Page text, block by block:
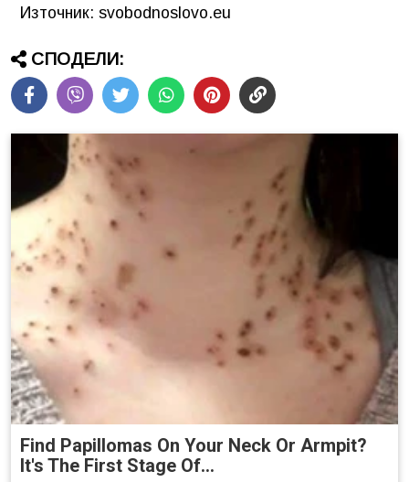
Източник: svobodnoslovo.eu
СПОДЕЛИ:
Find Papillomas On Your Neck Or Armpit?
It's The First Stage Of...